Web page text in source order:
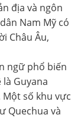
địa và ngôn
Nam Mỹ có
Châu Âu,
ngữ phổ biến
Guyana
Một số khu vực
Quechua và